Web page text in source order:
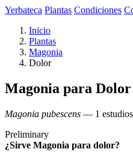
Yerbateca Plantas Condiciones
Inicio
Plantas
Magonia
Dolor
Magonia para Dolor
Magonia pubescens — 1
Preliminary
¿Sirve Magonia para dolor?